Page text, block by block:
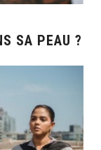
SA PEAU ?